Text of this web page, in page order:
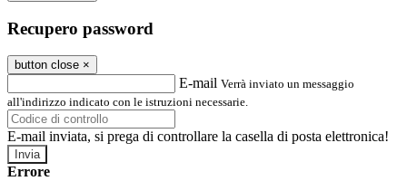
Recupero password
button close ×
E-mail Verrà inviato un messaggio
all'indirizzo indicato con le istruzioni necessarie.
E-mail inviata, si prega di controllare la casella di posta elettronica!
Errore